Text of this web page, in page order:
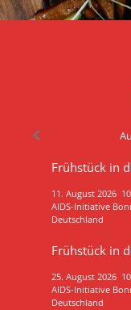
Frühstück in
11. August 2026
AIDS-Initiative
Deutschland
Frühstück in
25. August 2026
AIDS-Initiative
Deutschland